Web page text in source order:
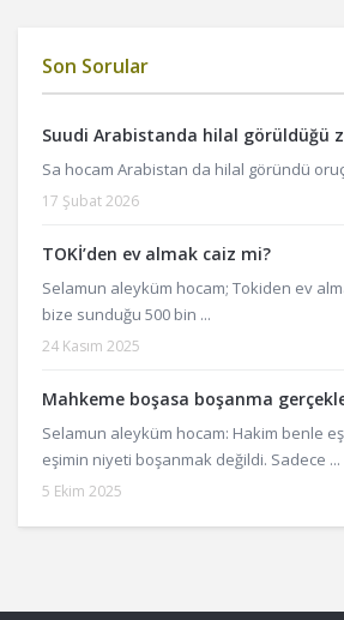
Son Sorular
Suudi Arabistanda hilal görüldüğü
Sa hocam Arabistan da hilal göründü
17 Şubat 2026
TOKİ’den ev almak caiz mi?
Selamun aleyküm hocam; Tokiden ev
bize sunduğu 500 bin ...
24 Kasım 2025
Mahkeme boşasa boşanma
Selamun aleyküm hocam: Hakim benle
eşimin niyeti boşanmak değildi. Sadece ...
5 Ekim 2025